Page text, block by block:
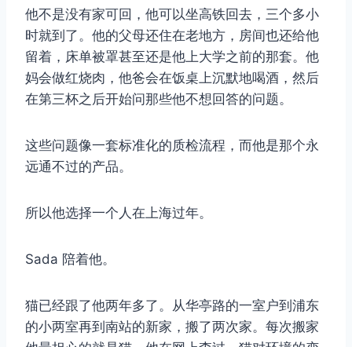
他不是没有家可回，他可以坐高铁回去，三个多小
时就到了。他的父母还住在老地方，房间也还给他
留着，床单被罩甚至还是他上大学之前的那套。他
妈会做红烧肉，他爸会在饭桌上沉默地喝酒，然后
在第三杯之后开始问那些他不想回答的问题。
这些问题像一套标准化的质检流程，而他是那个永
远通不过的产品。
所以他选择一个人在上海过年。
Sada 陪着他。
猫已经跟了他两年多了。从华亭路的一室户到浦东
的小两室再到南站的新家，搬了两次家。每次搬家